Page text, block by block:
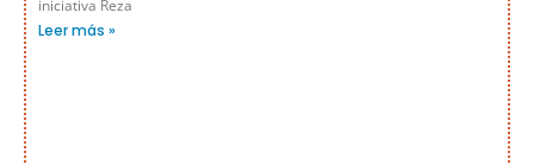
iniciativa Reza
Leer más »